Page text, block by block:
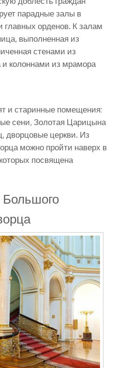
парадные залы в
главных орденов. К залам
выполненная из
стенами из
и колоннами из мрамора
и старинные помещения:
сени, Золотая Царицына
дворцовые церкви. Из
можно пройти наверх в
посвящена